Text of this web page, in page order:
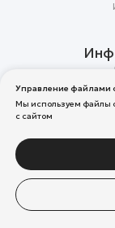
организация
Управление файлами
Мы используем файлы
с сайтом